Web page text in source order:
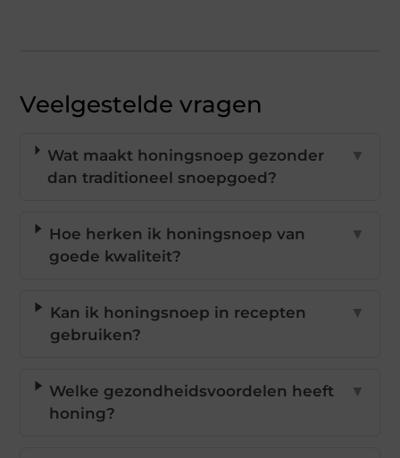
Veelgestelde vragen
Wat maakt honingsnoep gezonder
dan traditioneel snoepgoed?
▼
Hoe herken ik honingsnoep van
goede kwaliteit?
▼
Kan ik honingsnoep in recepten
gebruiken?
▼
Welke gezondheidsvoordelen heeft
honing?
▼